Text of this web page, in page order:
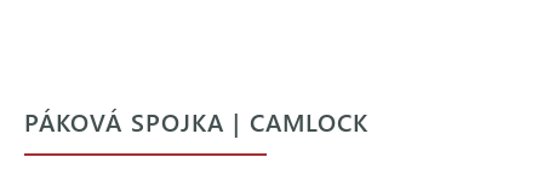
PÁKOVÁ SPOJKA | CAMLOCK